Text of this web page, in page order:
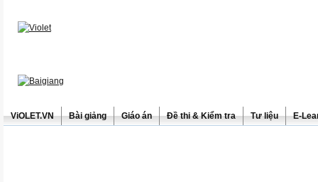
ViOLET.VN Bài giảng Giáo án Đề thi & Kiểm tra Tư liệu E-